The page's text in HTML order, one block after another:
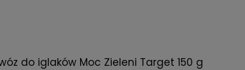
do iglaków Moc Zieleni Target 150 g